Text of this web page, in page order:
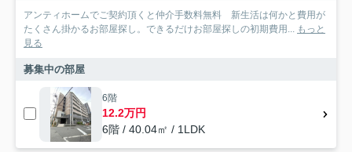
アンティホームでご契約頂くと仲介手数料無料 新生活は何かと費用が
たくさん掛かるお部屋探し。できるだけお部屋探しの初期費用... もっと
見る
募集中の部屋
6階
12.2万円
6階 / 40.04㎡ / 1LDK